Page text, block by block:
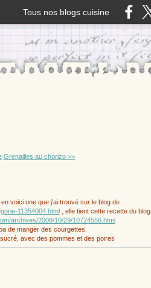
Tous nos blogs cuisine
Grenailles au chorizo >>
voici une que j'ai trouvé sur le blog de
11354004.html, elle tient cette recette du blog
archives/2008/10/29/10724556.html
de manger des courgettes.
avec des pommes et des poires